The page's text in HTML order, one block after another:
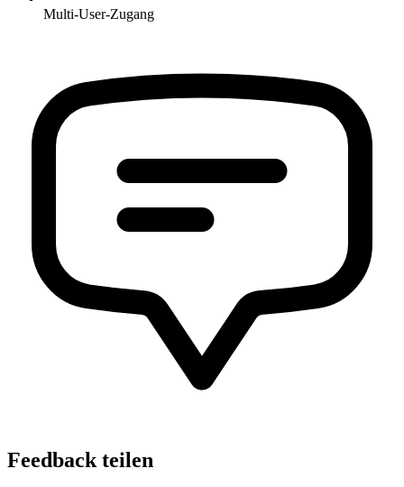
Multi-User-Zugang
Feedback teilen